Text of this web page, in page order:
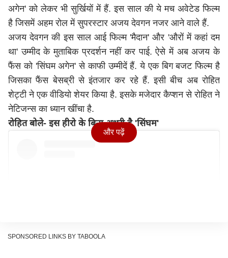
अगेन' को लेकर भी सुर्खियों में हैं. इस साल की ये मच अवेटेड फिल्म
है जिसमें अहम रोल में सुपरस्टार अजय देवगन नजर आने वाले हैं.
अजय देवगन की इस साल आई फिल्म 'मैदान' और 'औरों में कहां दम
था' उम्मीद के मुताबिक प्रदर्शन नहीं कर पाई. ऐसे में अब अजय के
फैंस को 'सिंघम अगेन' से काफी उम्मीदें हैं. ये एक बिग बजट फिल्म है
जिसका फैंस बेसब्री से इंतजार कर रहे हैं. इसी बीच अब रोहित
शेट्टी ने एक वीडियो शेयर किया है. इसके मजेदार कैप्शन से रोहित ने
नेटिजन्स का ध्यान खींचा है.
रोहित बोले- इस हीरो के बिना अधूरी है 'सिंघम'
और पढ़ें
SPONSORED LINKS BY TABOOLA